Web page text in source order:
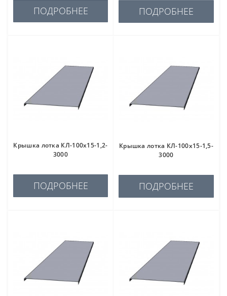
ПОДРОБНЕЕ ПОДРОБНЕЕ
Крышка лотка КЛ-100х15-1,2-
3000
ПОДРОБНЕЕ
Крышка лотка КЛ-100х15-1,5-
3000
ПОДРОБНЕЕ